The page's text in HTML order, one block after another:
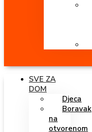
SVE ZA
DOM
Djeca
Boravak
na
otvorenom